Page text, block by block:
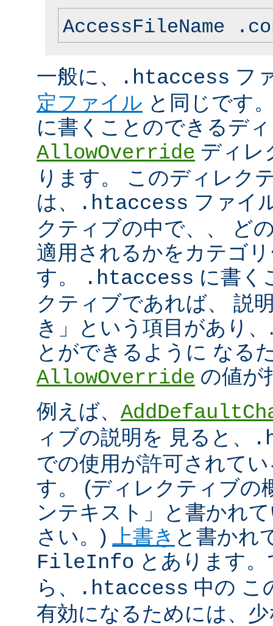
AccessFileName
一般に、 .htaccess フ
定ファイル と同じです
に書くことのできるデ
AllowOverride ディレ
ります。 このディレク
は、
.htaccess ファイ
クティブの中で、、 ど
適用されるかをカテゴ
す。
.htaccess に書く
クティブであれば、 説
き」という項目があり
とができるように なる
AllowOverride の値が
例えば、
ィブの説明を 見ると、
での使用が許可されて
す。 (ディレクティブの
ンテキスト」と書かれ
さい。)
上書き と書かれ
FileInfo とあります
ら、
.htaccess 中の こ
有効になるためには、